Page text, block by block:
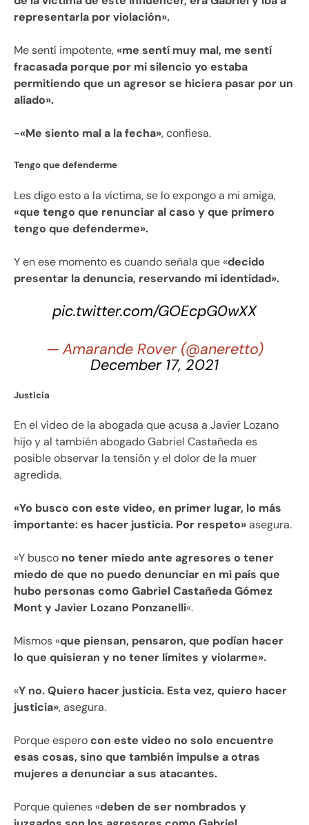
representarla por violación».
Me sentí impotente,«me sentí muy mal, me sentí
fracasada porque por mi silencio yo estaba
permitiendo que un agresor se hiciera pasar por un
aliado».
-«Me siento mal a la fecha», confiesa.
Tengo que defenderme
Les digo esto a la víctima, se lo expongo a mi amiga,
«que tengo que renunciar al caso y que primero
tengo que defenderme».
Y en ese momento es cuando señala que «decido
presentar la denuncia, reservando mi identidad».
pic.twitter.com/GOEcpG0wXX
— Amarande Rover (@aneretto)
December 17, 2021
Justicia
En el video de la abogada que acusa a Javier Lozano
hijo y al también abogado Gabriel Castañeda es
posible observar la tensión y el dolor de la muer
agredida.
«Yo busco con este video, en primer lugar, lo más
importante: es hacer justicia. Por respeto»asegura.
«Y busco no tener miedo ante agresores o tener
miedo de que no puedo denunciar en mi país que
hubo personas como Gabriel Castañeda Gómez
Mont y Javier Lozano Ponzanelli«.
Mismos «que piensan, pensaron, que podían hacer
lo que quisieran y no tener límites y violarme».
«Y no. Quiero hacer justicia. Esta vez, quiero hacer
justicia», asegura.
Porque esperocon este video no solo encuentre
esas cosas, sino que también impulse a otras
mujeres a denunciar a sus atacantes.
Porque quienes «deben de ser nombrados y